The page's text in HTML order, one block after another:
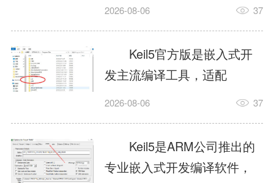
激发出来实力。而
AgentSkill，就是给AI大脑装
上的一双机械手，它真的能
解决很多问题。1什么是
AgentSkillSkill指...
力，代码编译稳定，调试工
具成熟，大量开源项目基于
该平台开发。新项目需要单
独下载对应芯片支持包，新
手配置难度较高，正版商业
授权费用不菲，未授权版本
存在程序容量限制，适合硬
2026-08-06 37
Keil5官方版是嵌入式开
发主流编译工具，适配
STM32、51单片机等多款芯
在线调试、代码仿真，兼容
众多厂商芯片安装包。软件
需要手动添加器件库，初次
2026-08-06 37
Keil5是ARM公司推出的
专业嵌入式开发编译软件，